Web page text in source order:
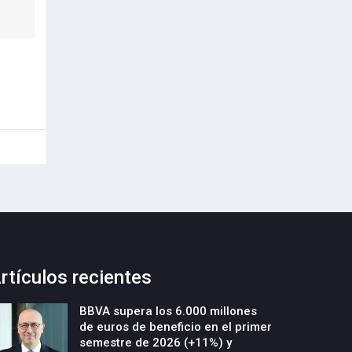
recientes
BBVA supera los 6.000 millones
de euros de beneficio en el primer
semestre de 2026 (+11%) y